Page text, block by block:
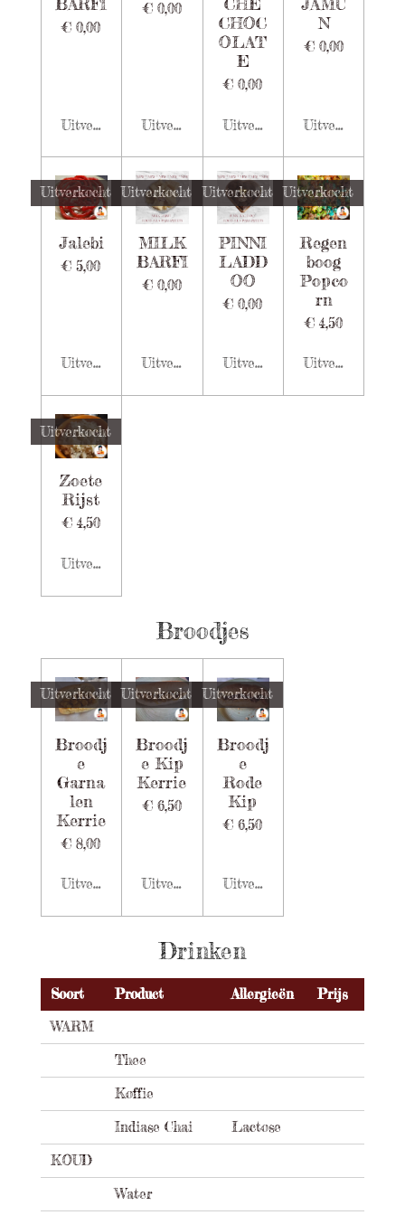
€ 0,00
Uitverkocht
€ 0,00
Uitverkocht
CHOC
OLAT
E
€ 0,00
Uitverkocht
N
€ 0,00
Uitverkocht
Uitverkocht
Jalebi
€ 5,00
Uitverkocht
Uitverkocht
MILK
BARFI
€ 0,00
Uitverkocht
Uitverkocht
PINNI
LADD
OO
€ 0,00
Uitverkocht
Uitverkocht
Regen
boog
Popco
rn
€ 4,50
Uitverkocht
Uitverkocht
Zoete
Rijst
€ 4,50
Uitverkocht
Broodjes
Uitverkocht
Broodj
e
Garna
len
Kerrie
€ 8,00
Uitverkocht
Uitverkocht
Broodj
e Kip
Kerrie
€ 6,50
Uitverkocht
Uitverkocht
Broodj
e
Rode
Kip
€ 6,50
Uitverkocht
Drinken
Soort Product Allergieën
Prijs
WARM
Thee
Koffie
Indiase Chai
Lactose
KOUD
Water